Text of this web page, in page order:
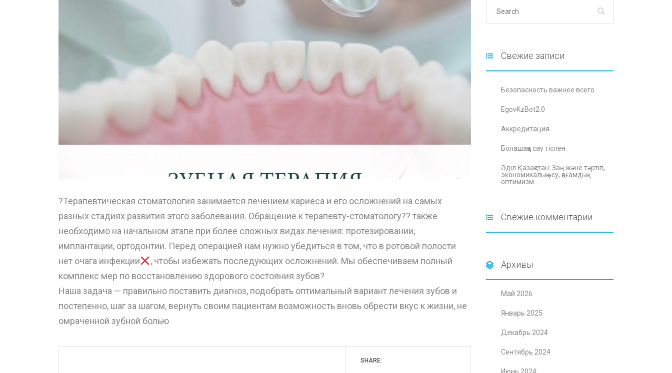
?Терапевтическая стоматология занимается лечением кариеса и его осложнений на самых
разных стадиях развития этого заболевания. Обращение к терапевту-стоматологу?‍? также
необходимо на начальном этапе при более сложных видах лечения: протезировании,
имплантации, ортодонтии. Перед операцией нам нужно убедиться в том, что в ротовой полости
нет очага инфекции
, чтобы избежать последующих осложнений. Мы обеспечиваем полный
комплекс мер по восстановлению здорового состояния зубов? ⠀
Наша задача — правильно поставить диагноз, подобрать оптимальный вариант лечения зубов и
постепенно, шаг за шагом, вернуть своим пациентам возможность вновь обрести вкус к жизни, не
омраченной зубной болью
SHARE:
Свежие записи
Безопасность важнее всего
EgovKzBot2.0
Аккредитация
Болашаққа сау тіспен
Әділ Қазақстан: Заң және тәртіп,
экономикалық өсу, қоғамдық
оптимизм
Свежие комментарии
Архивы
Май 2026
Январь 2025
Декабрь 2024
Сентябрь 2024